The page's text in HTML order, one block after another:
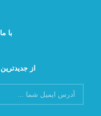
با
از